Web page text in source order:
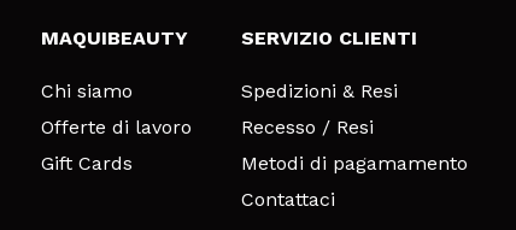
MAQUIBEAUTY
Chi siamo
Offerte di lavoro
Gift Cards
SERVIZIO CLIENTI
Spedizioni & Resi
Recesso / Resi
Metodi di pagamamento
Contattaci